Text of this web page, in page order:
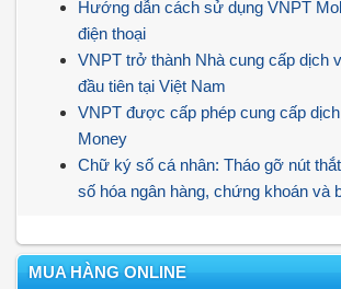
Hướng dẫn cách sử dụng VNPT
điện thoại
VNPT trở thành Nhà cung cấp dịch
đầu tiên tại Việt Nam
VNPT được cấp phép cung cấp
Money
Chữ ký số cá nhân: Tháo gỡ nút
số hóa ngân hàng, chứng khoán và
MUA HÀNG ONLINE